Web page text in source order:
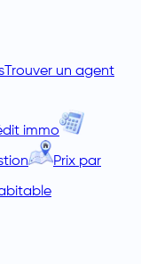
Trouver un agent
immo
Prix par